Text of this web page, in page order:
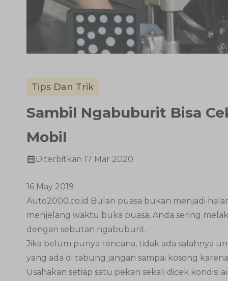
Tips Dan Trik
Sambil Ngabuburit Bisa
Mobil
Diterbitkan 17 Mar 2020
16 May 2019
Auto2000.co.id Bulan puasa bukan menjadi
menjelang waktu buka puasa, Anda sering
dengan sebutan ngabuburit.
Jika belum punya rencana, tidak ada salahnya
yang ada di tabung jangan sampai kosong
Usahakan setiap satu pekan sekali dicek kondisi